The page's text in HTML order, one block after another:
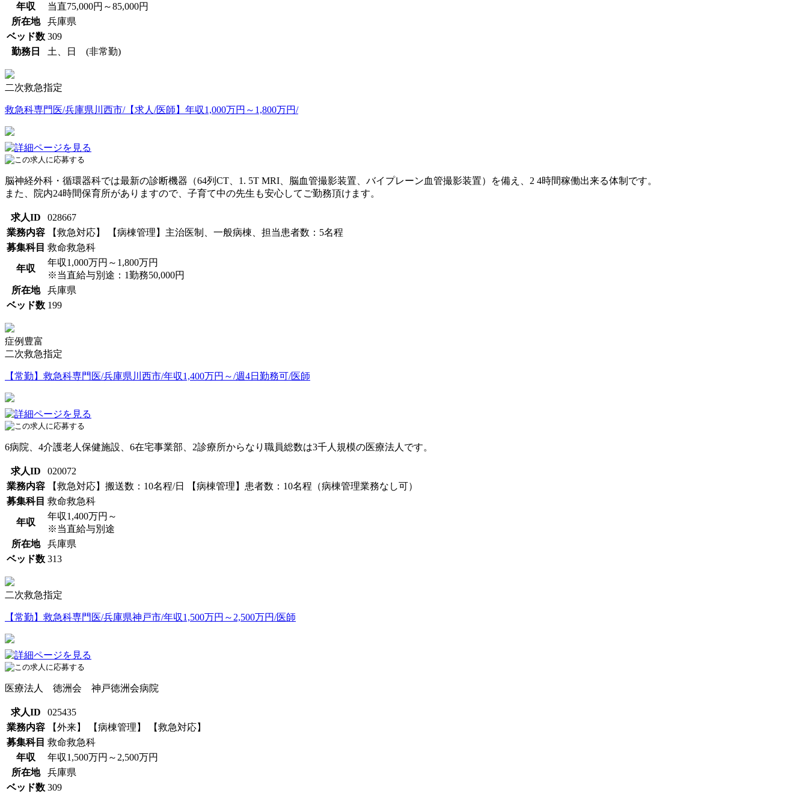
年収
当直75,000円～85,000円
所在地
兵庫県
ベッド数 309
勤務日
土、日 (非常勤)
二次救急指定
救急科専門医/兵庫県川西市/【求人/医師】年収1,000万円～1,800万円/
脳神経外科・循環器科では最新の診断機器（64列CT、1. 5T MRI、脳血管撮影装置、バイプレーン血管撮影装置）を備え、2 4時間稼働出来る体制です。
また、院内24時間保育所がありますので、子育て中の先生も安心してご勤務頂けます。
求人ID
028667
業務内容
【救急対応】 【病棟管理】主治医制、一般病棟、担当患者数：5名程
募集科目 救命救急科
年収
年収1,000万円～1,800万円
※当直給与別途：1勤務50,000円
所在地
兵庫県
ベッド数 199
症例豊富
二次救急指定
【常勤】救急科専門医/兵庫県川西市/年収1,400万円～/週4日勤務可/医師
6病院、4介護老人保健施設、6在宅事業部、2診療所からなり職員総数は3千人規模の医療法人です。
求人ID
020072
業務内容
【救急対応】搬送数：10名程/日 【病棟管理】患者数：10名程（病棟管理業務なし可）
募集科目 救命救急科
年収
年収1,400万円～
※当直給与別途
所在地
兵庫県
ベッド数 313
二次救急指定
【常勤】救急科専門医/兵庫県神戸市/年収1,500万円～2,500万円/医師
医療法人 徳洲会 神戸徳洲会病院
求人ID
025435
業務内容
【外来】 【病棟管理】 【救急対応】
募集科目 救命救急科
年収
年収1,500万円～2,500万円
所在地
兵庫県
ベッド数 309